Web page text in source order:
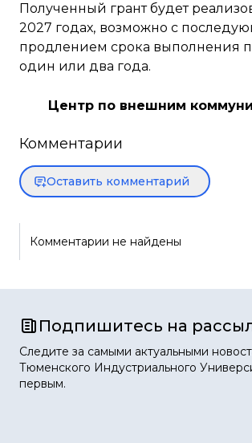
Полученный грант будет
2027 годах, возможно с
продлением срока выполнения
один или два года.
Центр по внешним
Комментарии
Оставить комментарий
Комментарии не найдены
Подпишитесь на
Следите за самыми актуальными
Тюменского Индустриального
первым.